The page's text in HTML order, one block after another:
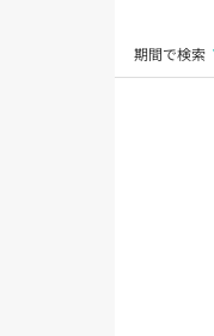
期間で検索